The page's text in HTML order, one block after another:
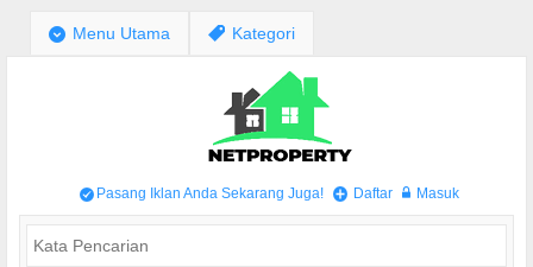
; Menu Utama , Kategori
/ Pasang Iklan Anda Sekarang Juga! + Daftar w Masuk